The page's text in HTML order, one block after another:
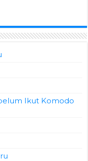
Ikut Komodo